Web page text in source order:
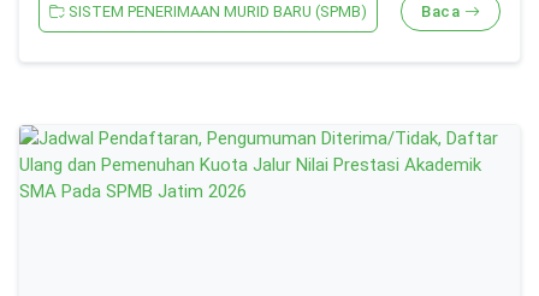
SISTEM PENERIMAAN MURID BARU (SPMB) Baca